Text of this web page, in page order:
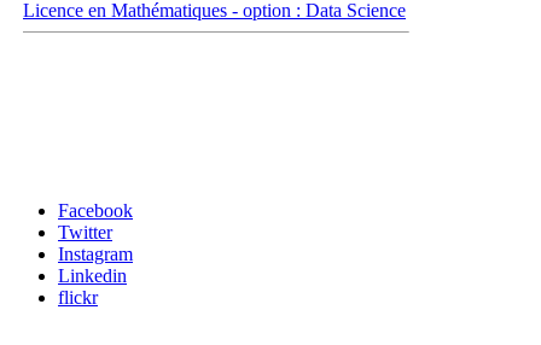
Licence en Mathématiques - option : Data Science
Facebook
Twitter
Instagram
Linkedin
flickr